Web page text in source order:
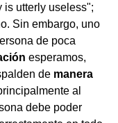
is utterly useless";
Sin embargo, uno
de poca
esperamos,
de manera
al
debe poder